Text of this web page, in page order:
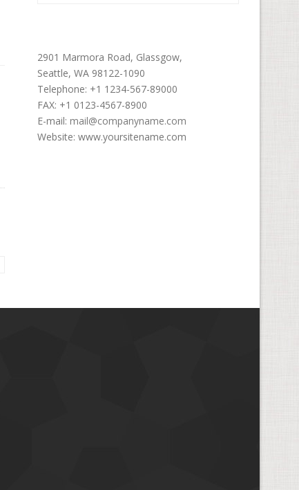
2901 Marmora Road, Glassgow,
Seattle, WA 98122-1090
Telephone: +1 1234-567-89000
FAX: +1 0123-4567-8900
E-mail: mail@companyname.com
Website: www.yoursitename.com